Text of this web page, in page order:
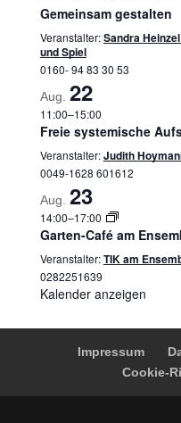
Gemeinsam gestalten
Veranstalter:Sandra
und Spiel
0160- 94 83 30 53
Aug. 22
11:00–15:00
Freie systemische
Veranstalter:Judith
0049-1628 601612
Aug. 23
14:00–17:00
Garten-Café am
Veranstalter:TIK am
0282251639
Kalender anzeigen
Impressum
Cookie-